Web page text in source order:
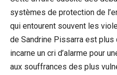
systèmes de protection de
qui entourent souvent les
de Sandrine Pissarra est plus
incarne un cri d’alarme pour
aux souffrances des plus